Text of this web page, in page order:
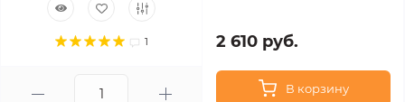
1 2 610 руб.
В корзину